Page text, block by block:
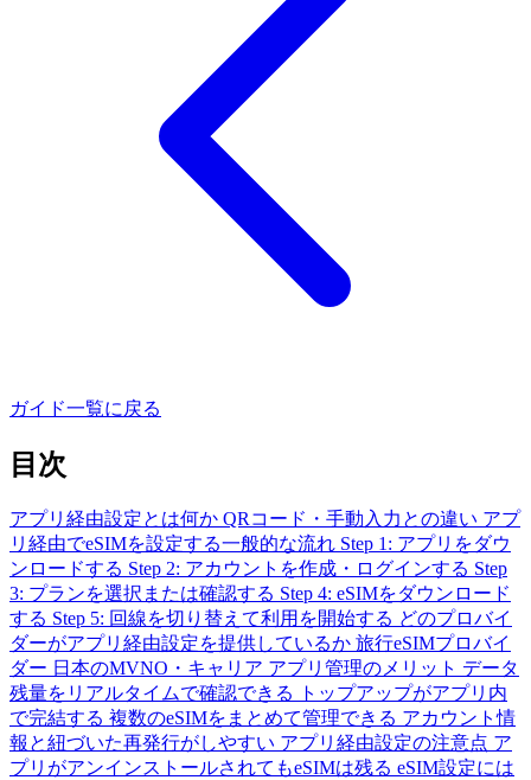
ガイド一覧に戻る
目次
アプリ経由設定とは何か QRコード・手動入力との違い アプ
リ経由でeSIMを設定する一般的な流れ Step 1: アプリをダウ
ンロードする Step 2: アカウントを作成・ログインする Step
3: プランを選択または確認する Step 4: eSIMをダウンロード
する Step 5: 回線を切り替えて利用を開始する どのプロバイ
ダーがアプリ経由設定を提供しているか 旅行eSIMプロバイ
ダー 日本のMVNO・キャリア アプリ管理のメリット データ
残量をリアルタイムで確認できる
トップアップがアプリ内
で完結する 複数のeSIMをまとめて管理できる アカウント情
報と紐づいた再発行がしやすい アプリ経由設定の注意点 ア
プリがアンインストールされてもeSIMは残る eSIM設定には